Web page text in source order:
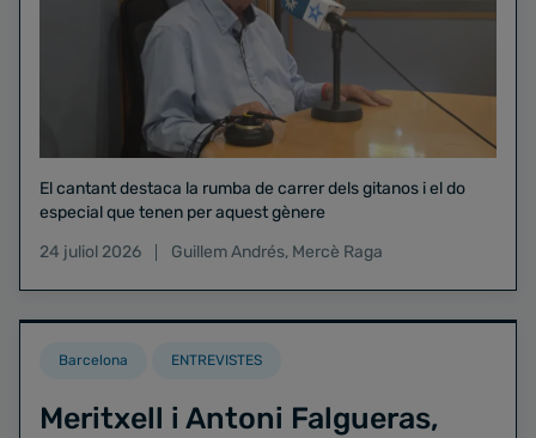
El cantant destaca la rumba de carrer dels gitanos i el do
especial que tenen per aquest gènere
24 juliol 2026
Guillem Andrés, Mercè Raga
Barcelona ENTREVISTES
Meritxell i Antoni Falgueras,